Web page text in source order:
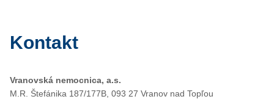
Kontakt
Vranovská nemocnica, a.s.
M.R. Štefánika 187/177B, 093 27 Vranov nad Topľou